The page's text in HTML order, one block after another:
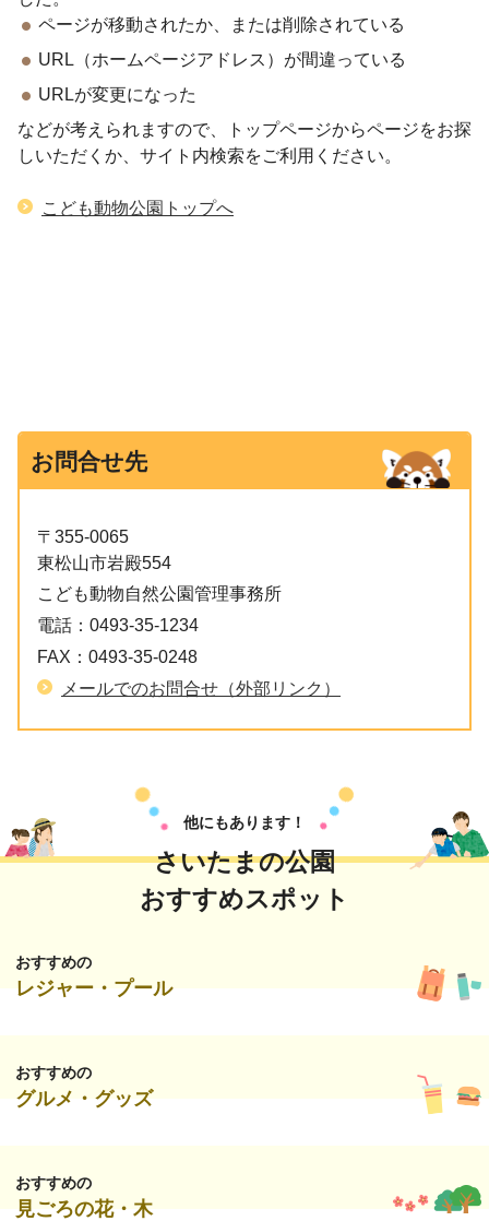
ページが移動されたか、または削除されている
URL（ホームページアドレス）が間違っている
URLが変更になった
などが考えられますので、トップページからページをお探
しいただくか、サイト内検索をご利用ください。
こども動物公園トップへ
お問合せ先
〒355-0065
東松山市岩殿554
こども動物自然公園管理事務所
電話： 0493-35-1234
FAX： 0493-35-0248
メールでのお問合せ（外部リンク）
他にもあります！
さいたまの公園
おすすめスポット
おすすめの
レジャー・プール
おすすめの
グルメ・グッズ
おすすめの
見ごろの花・木